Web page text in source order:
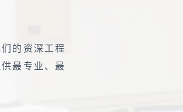
的资深工程
最专业、最